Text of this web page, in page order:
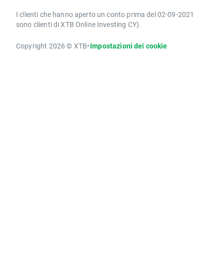
I clienti che hanno aperto un conto prima del 02-09-2021
sono clienti di XTB Online Investing CY).
Copyright 2026 © XTB•Impostazioni dei cookie